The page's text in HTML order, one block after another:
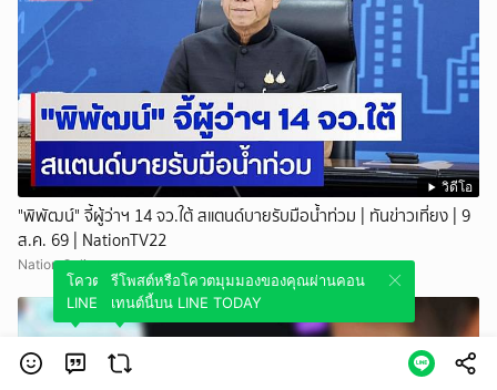
วิดีโอ
"พิพัฒน์" จี้ผู้ว่าฯ 14 จว.ใต้ สแตนด์บายรับมือน้ำท่วม | ทันข่าวเที่ยง | 9
ส.ค. 69 | NationTV22
Nation Online
โควตมุมมองของคุณผ่านคอนเทนต์นี้บน
LINE TODAY
รีโพสต์หรือโควตมุมมองของคุณผ่านคอน
เทนต์นี้บน LINE TODAY